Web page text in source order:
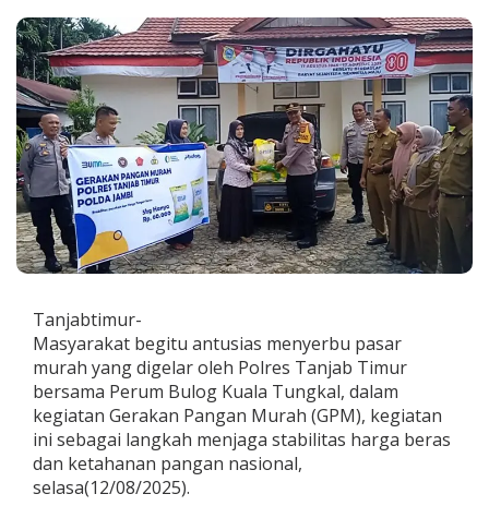
r
a
S
a
b
k
B
a
a
t
M
e
e
l
a
r
G
e
r
a
Tanjabtimur-
Masyarakat begitu antusias menyerbu pasar
murah yang digelar oleh Polres Tanjab Timur
bersama Perum Bulog Kuala Tungkal, dalam
kegiatan Gerakan Pangan Murah (GPM), kegiatan
ini sebagai langkah menjaga stabilitas harga beras
dan ketahanan pangan nasional,
selasa(12/08/2025).